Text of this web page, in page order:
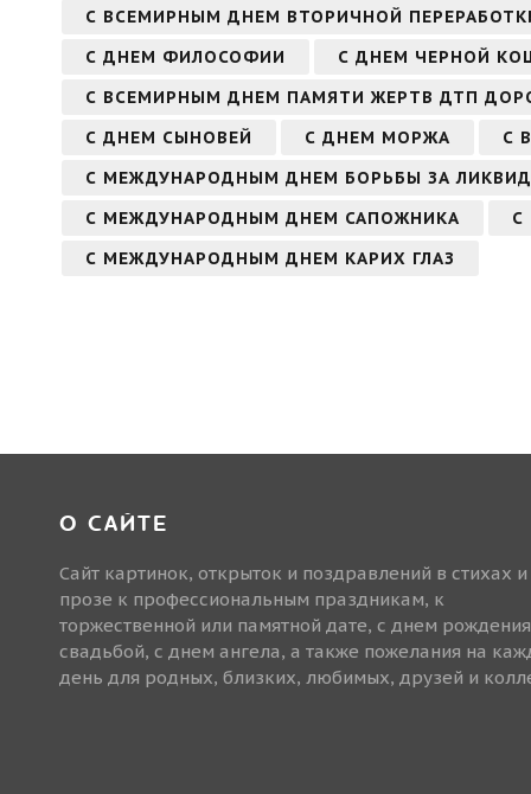
С ВСЕМИРНЫМ ДНЕМ ВТОРИЧНОЙ
С ДНЕМ ФИЛОСОФИИ
С ДНЕМ ЧЕРНОЙ
С ВСЕМИРНЫМ ДНЕМ ПАМЯТИ ЖЕРТВ ДТП
С ДНЕМ СЫНОВЕЙ
С ДНЕМ МОРЖА
С
С МЕЖДУНАРОДНЫМ ДНЕМ БОРЬБЫ ЗА
С МЕЖДУНАРОДНЫМ ДНЕМ САПОЖНИКА
С
С МЕЖДУНАРОДНЫМ ДНЕМ КАРИХ ГЛАЗ
О САЙТЕ
Сайт картинок, открыток и поздравлений в стихах и
прозе к профессиональным праздникам, к
торжественной или памятной дате, с днем
свадьбой, с днем ангела, а также пожелания на
день для родных, близких, любимых, друзей и